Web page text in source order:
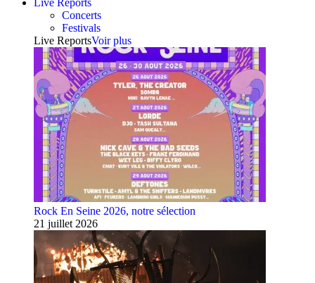
Live Reports
Concerts
Festivals
Live ReportsVoir plus
Rock En Seine 2026, notre sélection
21 juillet 2026